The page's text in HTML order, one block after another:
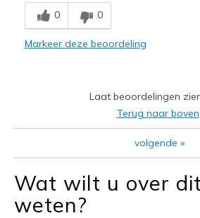
Minpunten
Need Break In
View On Shoes
Shoes are for
0 0
Markeer deze beoordeling
Laat beoordelingen
Terug naar boven
volgende »
Wat wilt u over
weten?